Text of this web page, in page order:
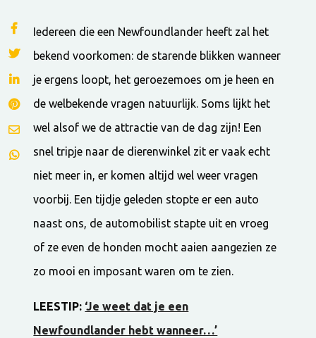
Iedereen die een Newfoundlander heeft zal het
bekend voorkomen: de starende blikken wanneer
je ergens loopt, het geroezemoes om je heen en
de welbekende vragen natuurlijk. Soms lijkt het
wel alsof we de attractie van de dag zijn! Een
snel tripje naar de dierenwinkel zit er vaak echt
niet meer in, er komen altijd wel weer vragen
voorbij. Een tijdje geleden stopte er een auto
naast ons, de automobilist stapte uit en vroeg
of ze even de honden mocht aaien aangezien ze
zo mooi en imposant waren om te zien.
LEESTIP: ‘Je weet dat je een
Newfoundlander hebt wanneer…’